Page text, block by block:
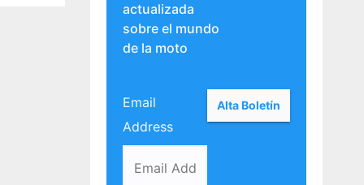
actualizada
sobre el mundo
de la moto
Email
Address